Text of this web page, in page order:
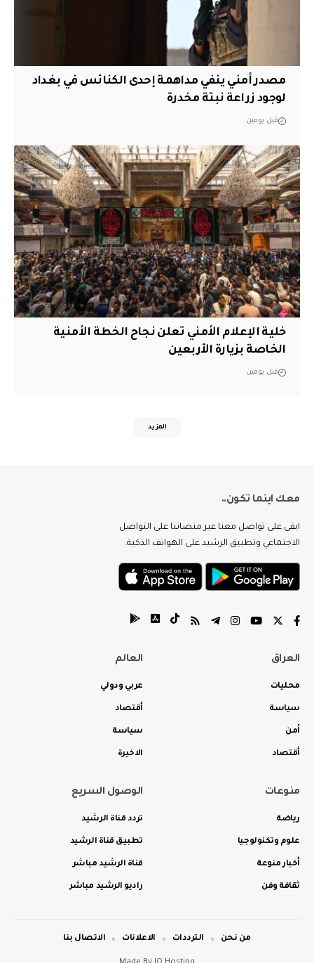
مصدر أمني ينفي مداهمة إحدى الكنائس في بغداد
لوجود زراعة نبتة مخدرة
قبل يومين
خلية الإعلام الأمني تعلن نجاح الخطة الأمنية
الخاصة بزيارة الأربعين
قبل يومين
المزيد
معك اينما تكون..
ابقى على تواصل معنا عبر منصاتنا على التواصل
الاجتماعي وتطبيق الرشيد على الهواتف الذكية.
العراق
محليات
سياسة
أمن
أقتصاد
العالم
عربي ودولي
أقتصاد
سياسة
الاخيرة
منوعات
رياضة
علوم وتكنولوجيا
أخبار منوعة
ثقافة وفن
الوصول السريع
تردد قناة الرشيد
تطبيق قناة الرشيد
قناة الرشيد مباشر
راديو الرشيد مباشر
من نحن الترددات الاعلانات الاتصال بنا